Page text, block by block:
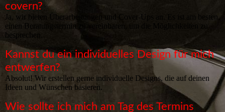
covern?
Ja, wir bieten Überarbeitungen und Cover-Ups an. Es ist am besten,
einen Beratungstermin zu vereinbaren, um die Möglichkeiten zu
besprechen.
Kannst du ein individuelles Design für mich
entwerfen?
Absolut! Wir erstellen gerne individuelle Designs, die auf deinen
Ideen und Wünschen basieren.
Wie sollte ich mich am Tag des Termins